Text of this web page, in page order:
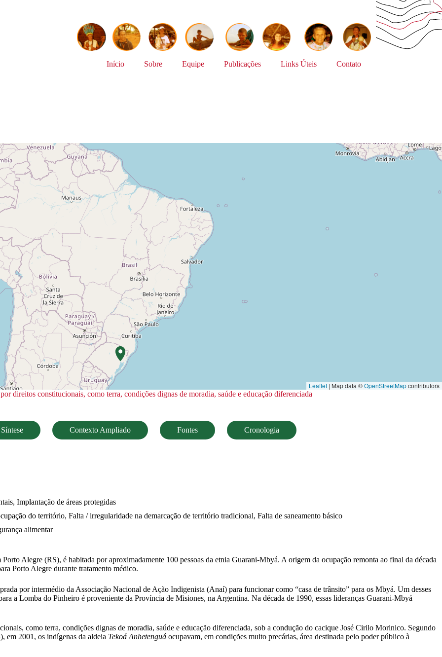
Início Sobre Equipe Publicações Links Úteis Contato
Leaflet | Map data ©OpenStreetMapcontributors
direitos constitucionais, como terra, condições dignas de moradia, saúde e educação diferenciada
Síntese Contexto Ampliado Fontes Cronologia
Implantação de áreas protegidas
do território, Falta / irregularidade na demarcação de território tradicional, Falta de saneamento básico
alimentar
Alegre (RS), é habitada por aproximadamente 100 pessoas da etnia Guarani-Mbyá. A origem da ocupação remonta ao final da década
Porto Alegre durante tratamento médico.
por intermédio da Associação Nacional de Ação Indigenista (Anaí) para funcionar como “casa de trânsito” para os Mbyá. Um desses
a Lomba do Pinheiro é proveniente da Província de Misiones, na Argentina. Na década de 1990, essas lideranças Guarani-Mbyá
como terra, condições dignas de moradia, saúde e educação diferenciada, sob a condução do cacique José Cirilo Morinico. Segundo
em 2001, os indígenas da aldeia Tekoá Anhetenguá ocupavam, em condições muito precárias, área destinada pelo poder público à